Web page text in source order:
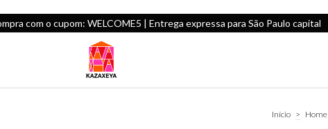
com o cupom: WELCOME5 | Entrega expressa para São Paulo capital
Início > Home